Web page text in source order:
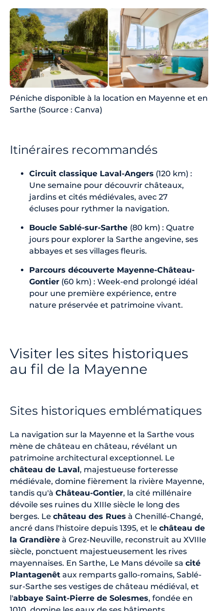
Péniche disponible à la location en Mayenne et en
Sarthe (Source : Canva)
Itinéraires recommandés
Circuit classique Laval-Angers (120 km) :
Une semaine pour découvrir châteaux,
jardins et cités médiévales, avec 27
écluses pour rythmer la navigation.
Boucle Sablé-sur-Sarthe (80 km) : Quatre
jours pour explorer la Sarthe angevine, ses
abbayes et ses villages fleuris.
Parcours découverte Mayenne-Château-
Gontier (60 km) : Week-end prolongé idéal
pour une première expérience, entre
nature préservée et patrimoine vivant.
Visiter les sites historiques
au fil de la Mayenne
Sites historiques emblématiques
La navigation sur la Mayenne et la Sarthe vous
mène de château en château, révélant un
patrimoine architectural exceptionnel. Le
château de Laval, majestueuse forteresse
médiévale, domine fièrement la rivière Mayenne,
tandis qu'à Château-Gontier, la cité millénaire
dévoile ses ruines du XIIIe siècle le long des
berges. Le château des Rues à Chenillé-Changé,
ancré dans l'histoire depuis 1395, et le château de
la Grandière à Grez-Neuville, reconstruit au XVIIIe
siècle, ponctuent majestueusement les rives
mayennaises. En Sarthe, Le Mans dévoile sa cité
Plantagenêt aux remparts gallo-romains, Sablé-
sur-Sarthe ses vestiges de château médiéval, et
l'abbaye Saint-Pierre de Solesmes, fondée en